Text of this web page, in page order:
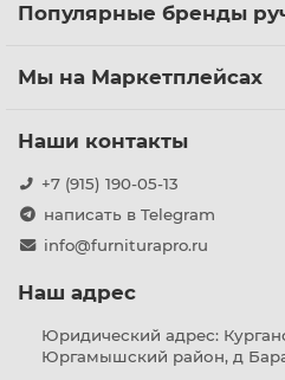
Популярные бренды
Мы на Маркетплейсах
Наши контакты
+7 (915) 190-05-13
написать в Telegram
info@furniturapro.ru
Наш адрес
Юридический адрес:
Юргамышский район, д